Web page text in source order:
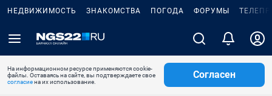
НЕДВИЖИМОСТЬ ЗНАКОМСТВА ПОГОДА ФОРУМЫ
На информационном ресурсе применяются cookie-
файлы. Оставаясь на сайте, вы подтверждаете свое
согласиена их использование.
Согласен